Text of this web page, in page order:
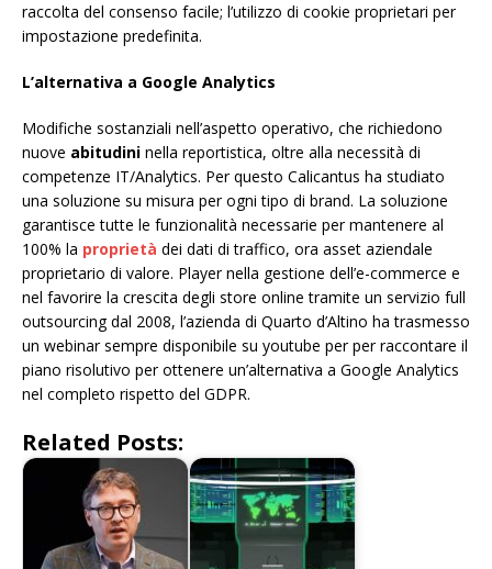
raccolta del consenso facile; l’utilizzo di cookie proprietari per
impostazione predefinita.
L’alternativa a Google Analytics
Modifiche sostanziali nell’aspetto operativo, che richiedono
nuove abitudini nella reportistica, oltre alla necessità di
competenze IT/Analytics. Per questo Calicantus ha studiato
una soluzione su misura per ogni tipo di brand. La soluzione
garantisce tutte le funzionalità necessarie per mantenere al
100% la proprietà dei dati di traffico, ora asset aziendale
proprietario di valore. Player nella gestione dell’e-commerce e
nel favorire la crescita degli store online tramite un servizio full
outsourcing dal 2008, l’azienda di Quarto d’Altino ha trasmesso
un webinar sempre disponibile su youtube per per raccontare il
piano risolutivo per ottenere un’alternativa a Google Analytics
nel completo rispetto del GDPR.
Related Posts: